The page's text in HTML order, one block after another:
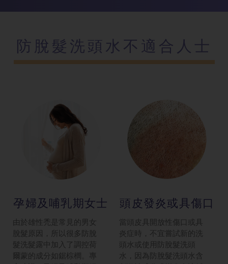
防脫髮洗頭水不適合人士
孕婦及哺乳期女士
由於雄性禿是常見的男女
脫髮原因，所以很多防脫
髮洗髮露中加入了調控荷
爾蒙的成分如鋸棕櫚。專
頭皮發炎或具傷口
當頭皮具開放性傷口或具
炎症時，不宜嘗試新的洗
頭水或使用防脫髮洗頭
水，因為防脫髮洗頭水含